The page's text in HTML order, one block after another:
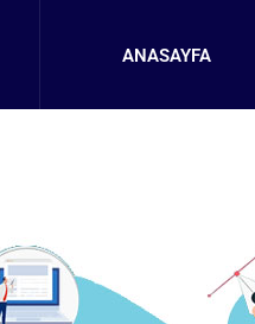
ANASAYFA